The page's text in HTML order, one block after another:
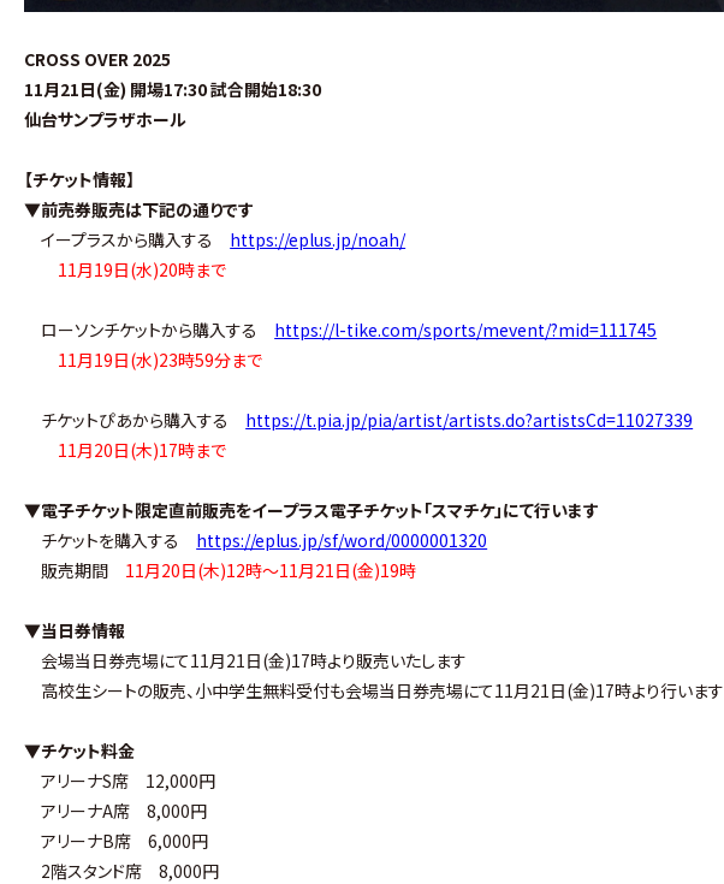
CROSS OVER 2025
11月21日(金) 開場17:30 試合開始18:30
仙台サンプラザホール
【チケット情報】
▼前売券販売は下記の通りです
イープラスから購入する https://eplus.jp/noah/
11月19日(水)20時まで
ローソンチケットから購入する https://l-tike.com/sports/mevent/?mid=111745
11月19日(水)23時59分まで
チケットぴあから購入する https://t.pia.jp/pia/artist/artists.do?artistsCd=11027339
11月20日(木)17時まで
▼電子チケット限定直前販売をイープラス電子チケット「スマチケ」にて行います
チケットを購入する https://eplus.jp/sf/word/0000001320
販売期間 11月20日(木)12時〜11月21日(金)19時
▼当日券情報
会場当日券売場にて11月21日(金)17時より販売いたします
高校生シートの販売、小中学生無料受付も会場当日券売場にて11月21日(金)17時より行います
▼チケット料金
アリーナS席 12,000円
アリーナA席 8,000円
アリーナB席 6,000円
2階スタンド席 8,000円